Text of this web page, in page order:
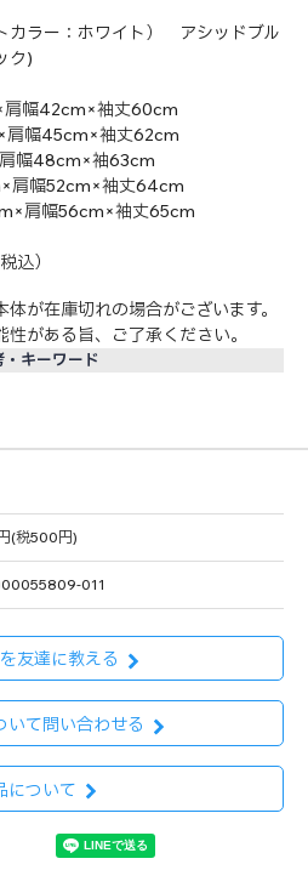
カラー：ホワイト） アシッドブル
ク)
幅42cm×袖丈60cm
肩幅45cm×袖丈62cm
幅48cm×袖63cm
肩幅52cm×袖丈64cm
肩幅56cm×袖丈65cm
）
が在庫切れの場合がございます。
がある旨、ご了承ください。
・キーワード
(税500円)
011
友達に教える
いて問い合わせる
について